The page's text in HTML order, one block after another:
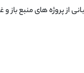
از پروژه های منبع باز